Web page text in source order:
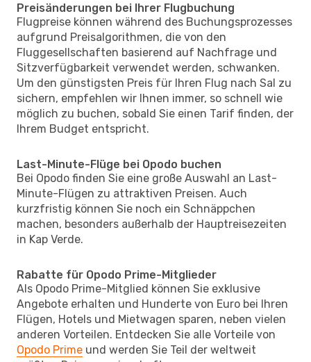
Preisänderungen bei Ihrer Flugbuchung
Flugpreise können während des Buchungsprozesses
aufgrund Preisalgorithmen, die von den
Fluggesellschaften basierend auf Nachfrage und
Sitzverfügbarkeit verwendet werden, schwanken.
Um den günstigsten Preis für Ihren Flug nach Sal zu
sichern, empfehlen wir Ihnen immer, so schnell wie
möglich zu buchen, sobald Sie einen Tarif finden, der
Ihrem Budget entspricht.
Last-Minute-Flüge bei Opodo buchen
Bei Opodo finden Sie eine große Auswahl an Last-
Minute-Flügen zu attraktiven Preisen. Auch
kurzfristig können Sie noch ein Schnäppchen
machen, besonders außerhalb der Hauptreisezeiten
in Kap Verde.
Rabatte für Opodo Prime-Mitglieder
Als Opodo Prime-Mitglied können Sie exklusive
Angebote erhalten und Hunderte von Euro bei Ihren
Flügen, Hotels und Mietwagen sparen, neben vielen
anderen Vorteilen. Entdecken Sie alle Vorteile von
Opodo Prime und werden Sie Teil der weltweit